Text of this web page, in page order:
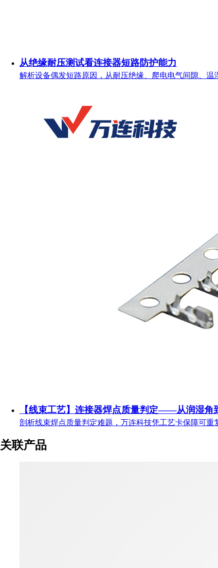
从绝缘耐压测试看连接器短路防护能力
解析设备偶发短路原因，从耐压绝缘、爬电电气间隙、温
【线束工艺】连接器焊点质量判定——从润湿角
剖析线束焊点质量判定难题，万连科技凭工艺卡保障可重
关联产品